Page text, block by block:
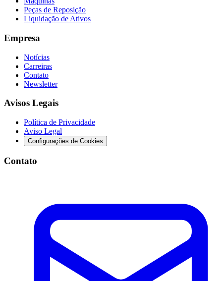
Peças de Reposição
Liquidação de Ativos
Empresa
Notícias
Carreiras
Contato
Newsletter
Avisos Legais
Política de Privacidade
Aviso Legal
Configurações de Cookies
Contato